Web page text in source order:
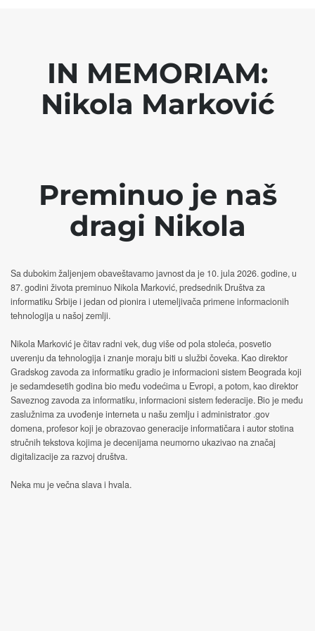
IN MEMORIAM:
Nikola Marković
Preminuo je naš
dragi Nikola
Sa dubokim žaljenjem obaveštavamo javnost da je 10. jula 2026. godine, u
87. godini života preminuo Nikola Marković, predsednik Društva za
informatiku Srbije i jedan od pionira i utemeljivača primene informacionih
tehnologija u našoj zemlji.
Nikola Marković je čitav radni vek, dug više od pola stoleća, posvetio
uverenju da tehnologija i znanje moraju biti u službi čoveka. Kao direktor
Gradskog zavoda za informatiku gradio je informacioni sistem Beograda koji
je sedamdesetih godina bio među vodećima u Evropi, a potom, kao direktor
Saveznog zavoda za informatiku, informacioni sistem federacije. Bio je među
zaslužnima za uvođenje interneta u našu zemlju i administrator .gov
domena, profesor koji je obrazovao generacije informatičara i autor stotina
stručnih tekstova kojima je decenijama neumorno ukazivao na značaj
digitalizacije za razvoj društva.
Neka mu je večna slava i hvala.